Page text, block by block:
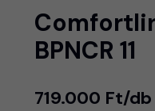
BPNCR 11
719.000 Ft/db